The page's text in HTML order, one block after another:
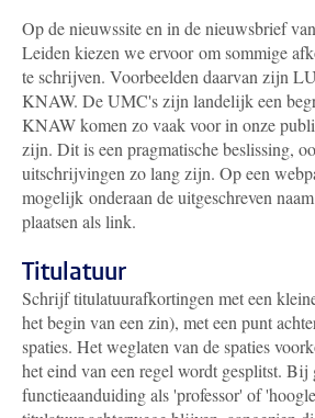
Op de nieuwssite en in de nieuwsbrief
Leiden kiezen we ervoor om sommige
te schrijven. Voorbeelden daarvan zijn
KNAW. De UMC's zijn landelijk een
KNAW komen zo vaak voor in onze
zijn. Dit is een pragmatische beslissing,
uitschrijvingen zo lang zijn. Op een
mogelijk onderaan de uitgeschreven
plaatsen als link.
Titulatuur
Schrijf titulatuurafkortingen met een
het begin van een zin), met een punt
spaties. Het weglaten van de spaties
het eind van een regel wordt gesplitst. Bij
functieaanduiding als 'professor' of